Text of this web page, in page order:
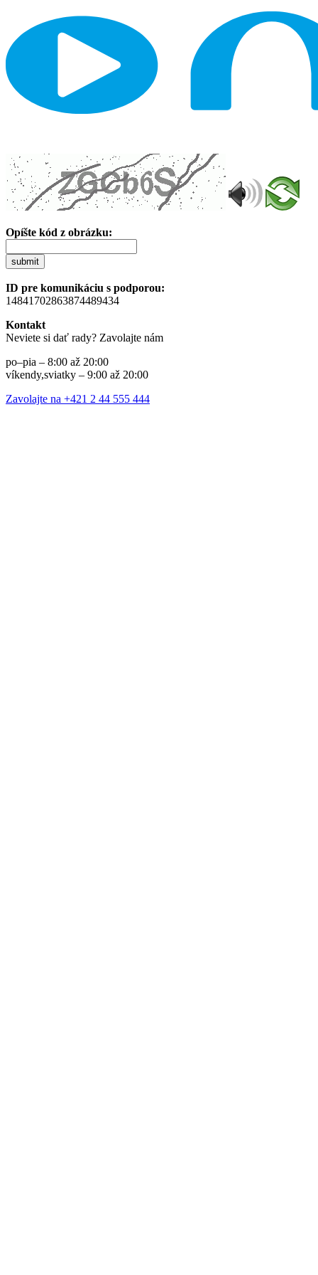
Opíšte kód z obrázku:
submit
ID pre komunikáciu s podporou:
14841702863874489434
Kontakt
Neviete si dať rady? Zavolajte nám
po–pia – 8:00 až 20:00
víkendy,sviatky – 9:00 až 20:00
Zavolajte na +421 2 44 555 444